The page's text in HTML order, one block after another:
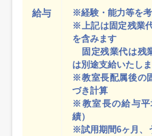
給与
※経験・能力等を
※上記は固定残業
を含みます
固定残業代は残
は別途支給いたし
※教室長配属後の
づき計算
※教室長の給与平
績）
※試用期間6ヶ月、